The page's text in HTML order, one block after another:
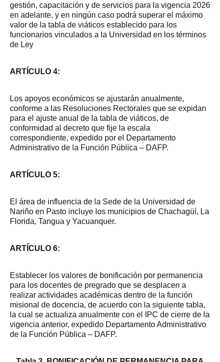
gestión, capacitación y de servicios para la vigencia 2026
en adelante, y en ningún caso podrá superar el máximo
valor de la tabla de viáticos establecido para los
funcionarios vinculados a la Universidad en los términos
de Ley
ARTÍCULO 4:
Los apoyos económicos se ajustarán anualmente,
conforme a las Resoluciones Rectorales que se expidan
para el ajuste anual de la tabla de viáticos, de
conformidad al decreto que fije la escala
correspondiente, expedido por el Departamento
Administrativo de la Función Pública – DAFP.
ARTÍCULO 5:
El área de influencia de la Sede de la Universidad de
Nariño en Pasto incluye los municipios de Chachagüí, La
Florida, Tangua y Yacuanquer.
ARTÍCULO 6:
Establecer los valores de bonificación por permanencia
para los docentes de pregrado que se desplacen a
realizar actividades académicas dentro de la función
misional de docencia, de acuerdo con la siguiente tabla,
la cual se actualiza anualmente con el IPC de cierre de la
vigencia anterior, expedido Departamento Administrativo
de la Función Pública – DAFP.